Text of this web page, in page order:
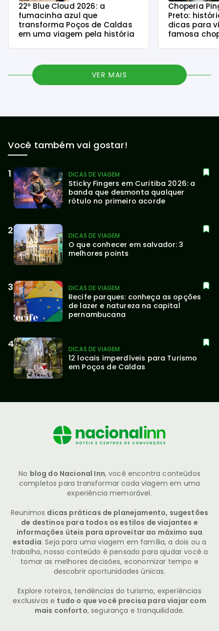
22º Blue Cloud 2026: a
fumacinha azul que
transforma Poços de Caldas
em uma viagem pela história
Choperia
Preto:
dicas para
famosa
VER MAIS
Você também vai gostar!
DICAS DE VIAGEM
Sticky Fingers em Curitiba 2026: a
banda que desmonta qualquer
rótulo no primeiro acorde
DICAS DE VIAGEM
O que conhecer em salvador: 3
melhores points
DICAS DE VIAGEM
Recife parques: conheça as opções
de lazer e natureza na capital
pernambucana
DICAS DE VIAGEM
12 locais imperdíveis para Turismo
em Poços de Caldas
No blog do Nacional Inn, você encontra conteúdos
completos para transformar cada viagem em uma
experiência memorável.
Reunimos dicas práticas de planejamento, sugestões
de destinos para todos os estilos de viajantes e
informações úteis para aproveitar ao máximo sua
estadia. Seja para uma viagem em família, a dois ou a
trabalho, nosso conteúdo é pensado para ajudar você a
tomar as melhores decisões, economizar tempo e
descobrir oportunidades únicas.
Explore roteiros, tendências do turismo, experiências
exclusivas e tudo o que você precisa para viajar com
mais conforto, segurança e tranquilidade.